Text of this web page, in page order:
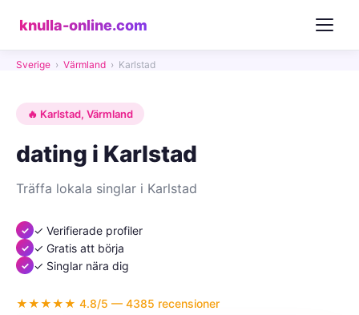
knulla-online.com
Sverige › Värmland › Karlstad
🔥 Karlstad, Värmland
dating i Karlstad
Träffa lokala singlar i Karlstad
✓ Verifierade profiler
✓ Gratis att börja
✓ Singlar nära dig
★★★★★ 4.8/5 — 4385 recensioner